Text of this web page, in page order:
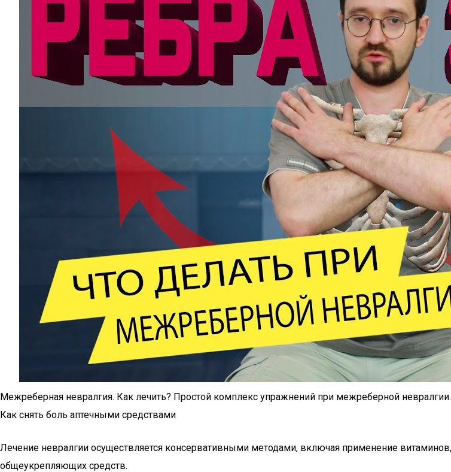
Межреберная невралгия. Как лечить? Простой комплекс упражнений при межреберной невралгии.
Как снять боль аптечными средствами
Лечение невралгии осуществляется консервативными методами, включая применение
общеукрепляющих средств.